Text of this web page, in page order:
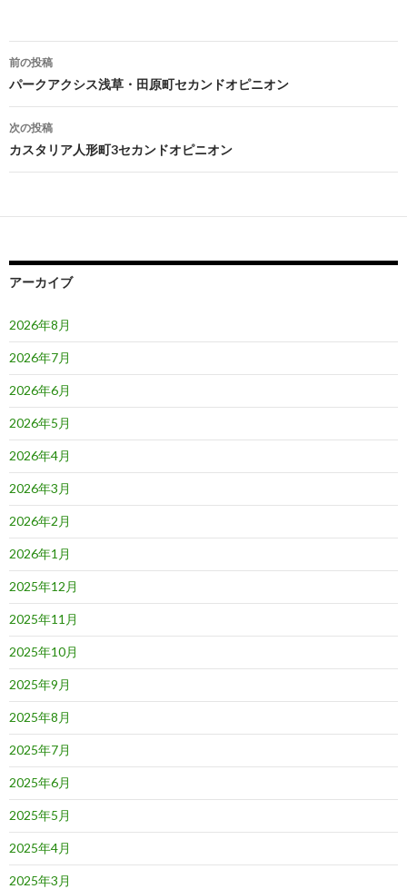
投
稿
ナ
ビ
ゲ
ー
ョ
前の投稿
パークアクシス浅草・田原町セカンドオピニオン
次の投稿
カスタリア人形町3セカンドオピニオン
アーカイブ
2026年8月
2026年7月
2026年6月
2026年5月
2026年4月
2026年3月
2026年2月
2026年1月
2025年12月
2025年11月
2025年10月
2025年9月
2025年8月
2025年7月
2025年6月
2025年5月
2025年4月
2025年3月